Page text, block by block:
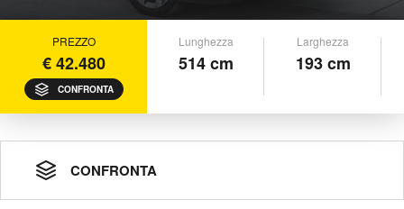
PREZZO
€ 42.480
CONFRONTA
Lunghezza
514 cm
Larghezza
193 cm
CONFRONTA